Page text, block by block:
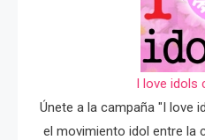
I love idols
Únete a la campaña "I love
el movimiento idol entre la